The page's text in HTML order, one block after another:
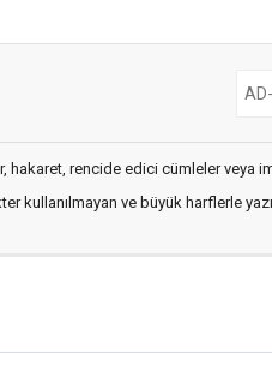
hakaret, rencide edici cümleler veya
kullanılmayan ve büyük harflerle